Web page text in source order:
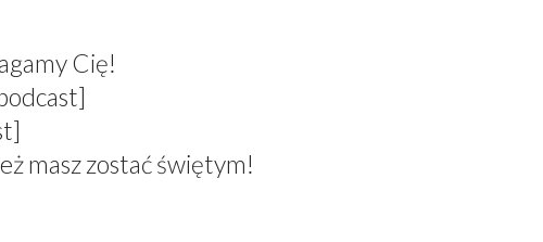
Cię!
masz zostać świętym!